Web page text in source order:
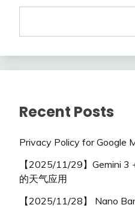
Recent Posts
Privacy Policy for Google
【2025/11/29】Gemini 3
的天气应用
【2025/11/28】 Nano